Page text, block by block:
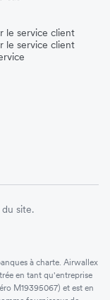
le service client
le service client
du site.
à charte. Airwallex
en tant qu'entreprise
M19395067) et est en